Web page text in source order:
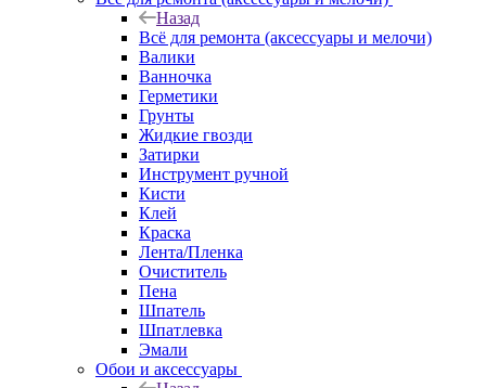
Назад
Всё для ремонта (аксессуары и мелочи)
Валики
Ванночка
Герметики
Грунты
Жидкие гвозди
Затирки
Инструмент ручной
Кисти
Клей
Краска
Лента/Пленка
Очиститель
Пена
Шпатель
Шпатлевка
Эмали
Обои и аксессуары